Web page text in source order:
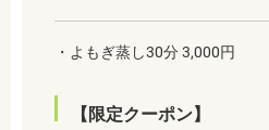
・よもぎ蒸し30分 3,000円
【限定クーポン】